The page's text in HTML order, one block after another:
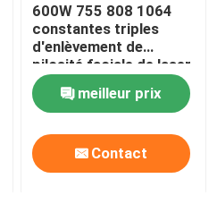
600W 755 808 1064
constantes triples
d'enlèvement de
pilosité faciale de laser
Epilation de longueur
d'onde de diode
meilleur prix
Contact